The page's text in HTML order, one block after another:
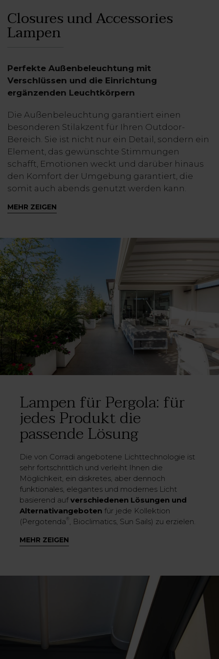
Closures und Accessories
Lampen
Perfekte Außenbeleuchtung mit
Verschlüssen und die Einrichtung
ergänzenden Leuchtkörpern
Die Außenbeleuchtung garantiert einen
besonderen Stilakzent für Ihren Outdoor-
Bereich. Sie ist nicht nur ein Detail, sondern ein
Element, das gewünschte Stimmungen
schafft, Emotionen weckt und darüber hinaus
den Komfort der Umgebung garantiert, die
somit auch abends genutzt werden kann.
schönsten Erinnerungen ein Gefühl von
Outdoor-Bereich uneingeschränkt, ohne
Zeitlimit gefahrenfrei zu genießen. Damit Sie
Ihre Freizeit ohne jegliche Einschränkungen
ganz nach Ihrem Geschmack verbringen
können.
MEHR ZEIGEN
Lampen für Pergola: für
jedes Produkt die
passende Lösung
Die von Corradi angebotene Lichttechnologie ist
sehr fortschrittlich und verleiht Ihnen die
Möglichkeit, ein diskretes, aber dennoch
funktionales, elegantes und modernes Licht
basierend aufverschiedenen Lösungen und
Alternativangeboten für jede Kollektion
(Pergotenda ® , Bioclimatics, Sun Sails) zu erzielen.
Technologie und Emotion
Tatsächlich kann sich eine Außenbeleuchtung
auch als optisch sehr eindrucksvolles
verstehen, wenn bei ihrer
Planung und Personalisierung die Valorisierung
des Ambientes und dessen besonderen
Eigenschaften – ob im privaten oder Contract-
Bereich – berücksichtigt wurde.
Insbesondere für Restaurants und Hotels sind
MEHR ZEIGEN